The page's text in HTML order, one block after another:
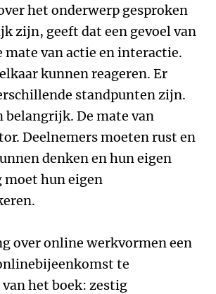
het onderwerp gesproken
zijn, geeft dat een gevoel van
mate van actie en interactie.
kunnen reageren. Er
standpunten zijn.
belangrijk. De mate van
Deelnemers moeten rust en
denken en hun eigen
moet hun eigen
over online werkvormen een
te
het boek: zestig